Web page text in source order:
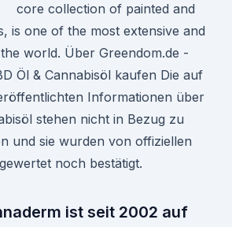
core collection of painted and
is one of the most extensive and
world. Über Greendom.de -
Öl & Cannabisöl kaufen Die auf
Informationen über
stehen nicht in Bezug zu
und sie wurden von offiziellen
noch bestätigt.
ist seit 2002 auf